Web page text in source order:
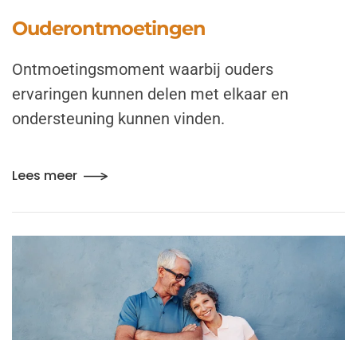
Ouderontmoetingen
Ontmoetingsmoment waarbij ouders
ervaringen kunnen delen met elkaar en
ondersteuning kunnen vinden.
Lees meer